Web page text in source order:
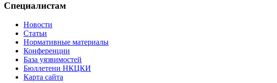
Специалистам
Новости
Статьи
Нормативные материалы
Конференции
База уязвимостей
Бюллетени НКЦКИ
Карта сайта